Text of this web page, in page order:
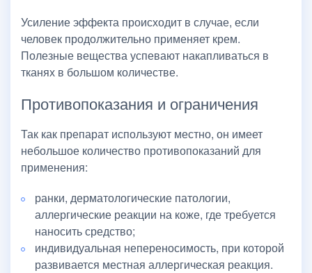
Усиление эффекта происходит в случае, если
человек продолжительно применяет крем.
Полезные вещества успевают накапливаться в
тканях в большом количестве.
Противопоказания и ограничения
Так как препарат используют местно, он имеет
небольшое количество противопоказаний для
применения:
ранки, дерматологические патологии,
аллергические реакции на коже, где требуется
наносить средство;
индивидуальная непереносимость, при которой
развивается местная аллергическая реакция.